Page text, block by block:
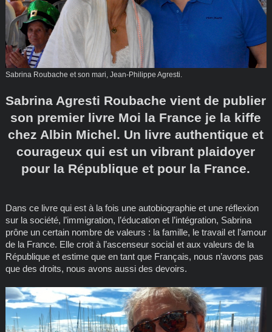
Sabrina Roubache et son mari, Jean-Philippe Agresti.
Sabrina Agresti Roubache vient de publier
son premier livre Moi la France je la kiffe
chez Albin Michel. Un livre authentique et
courageux qui est un vibrant plaidoyer
pour la République et pour la France.
Dans ce livre qui est à la fois une autobiographie et une réflexion
sur la société, l’immigration, l’éducation et l’intégration, Sabrina
prône un certain nombre de valeurs : la famille, le travail et l’amour
de la France. Elle croit à l’ascenseur social et aux valeurs de la
République et estime que en tant que Français, nous n’avons pas
que des droits, nous avons aussi des devoirs.